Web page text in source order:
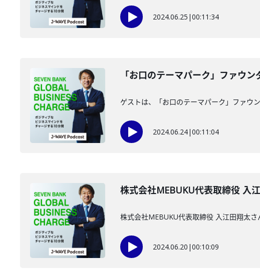
2024.06.25 |00:11:34
「お口のテーマパーク」ファウ
ゲストは、「お口のテーマパーク」ファウ
2024.06.24|00:11:04
株式会社MEBUKU代表取締役 入
株式会社MEBUKU代表取締役 入江田翔太
2024.06.20 |00:10:09